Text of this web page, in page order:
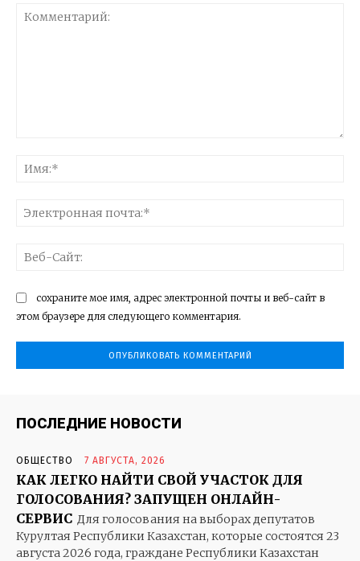
сохраните мое имя, адрес электронной почты и веб-сайт в
этом браузере для следующего комментария.
ПОСЛЕДНИЕ НОВОСТИ
ОБЩЕСТВО 7 АВГУСТА, 2026
КАК ЛЕГКО НАЙТИ СВОЙ УЧАСТОК ДЛЯ
ГОЛОСОВАНИЯ? ЗАПУЩЕН ОНЛАЙН-
СЕРВИС Для голосования на выборах депутатов
Курултая Республики Казахстан, которые состоятся 23
августа 2026 года, граждане Республики Казахстан